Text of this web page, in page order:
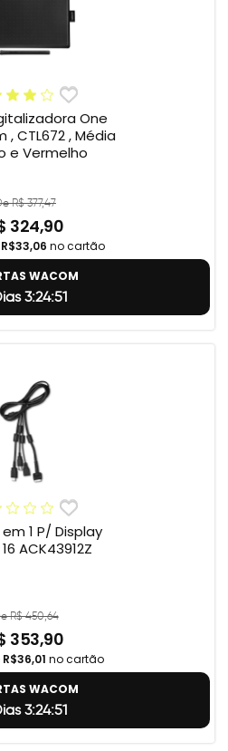
One
, CTL672 , Média
e Vermelho
R$ 377,47
324,90
R$33,06 no cartão
WACOM
3:24:50
1 P/ Display
ACK43912Z
R$ 450,64
353,90
R$36,01 no cartão
WACOM
3:24:50